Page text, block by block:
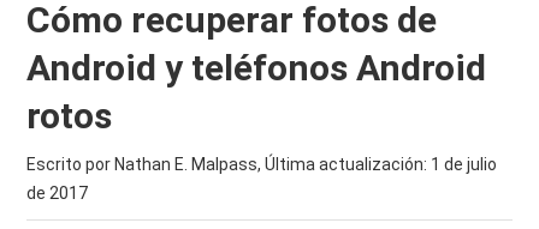
Cómo recuperar fotos de
Android y teléfonos Android
rotos
Escrito por Nathan E. Malpass, Última actualización: 1 de julio
de 2017